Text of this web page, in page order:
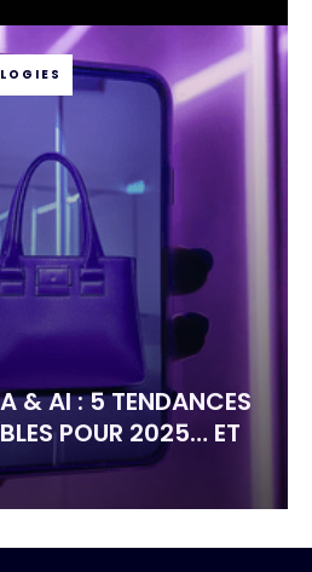
& AI : 5 TENDANCES
POUR 2025… ET